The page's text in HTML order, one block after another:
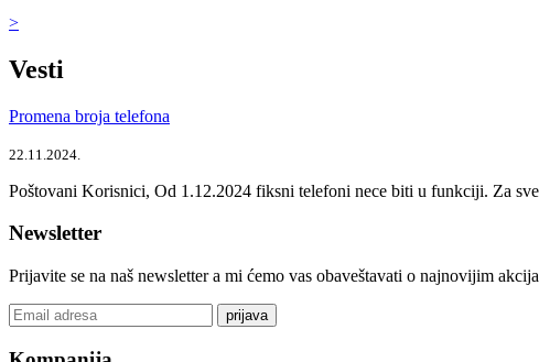
>
Vesti
Promena broja telefona
22.11.2024.
Poštovani Korisnici, Od 1.12.2024 fiksni telefoni nece biti u funkciji. Za
Newsletter
Prijavite se na naš newsletter a mi ćemo vas obaveštavati o najnovijim
prijava